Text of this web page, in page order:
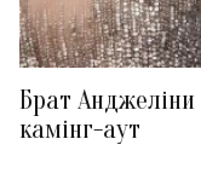
Брат
камінг-аут